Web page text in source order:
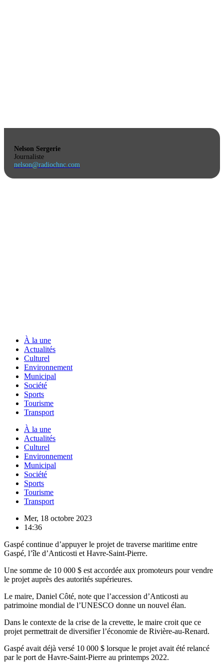
Nelson Sergerie
Journaliste
nelson@radiochnc.com
À la une
Actualités
Culturel
Environnement
Municipal
Société
Sports
Tourisme
Transport
À la une
Actualités
Culturel
Environnement
Municipal
Société
Sports
Tourisme
Transport
Mer, 18 octobre 2023
14:36
Gaspé continue d’appuyer le projet de traverse maritime entre
Gaspé, l’île d’Anticosti et Havre-Saint-Pierre.
Une somme de 10 000 $ est accordée aux promoteurs pour vendre
le projet auprès des autorités supérieures.
Le maire, Daniel Côté, note que l’accession d’Anticosti au
patrimoine mondial de l’UNESCO donne un nouvel élan.
Dans le contexte de la crise de la crevette, le maire croit que ce
projet permettrait de diversifier l’économie de Rivière-au-Renard.
Gaspé avait déjà versé 10 000 $ lorsque le projet avait été relancé
par le port de Havre-Saint-Pierre au printemps 2022.